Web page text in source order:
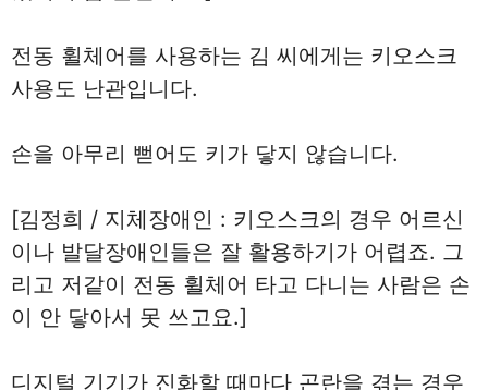
전동 휠체어를 사용하는 김 씨에게는 키오스크
사용도 난관입니다.
손을 아무리 뻗어도 키가 닿지 않습니다.
[김정희 / 지체장애인 : 키오스크의 경우 어르신
이나 발달장애인들은 잘 활용하기가 어렵죠. 그
리고 저같이 전동 휠체어 타고 다니는 사람은 손
이 안 닿아서 못 쓰고요.]
디지털 기기가 진화할 때마다 곤란을 겪는 경우